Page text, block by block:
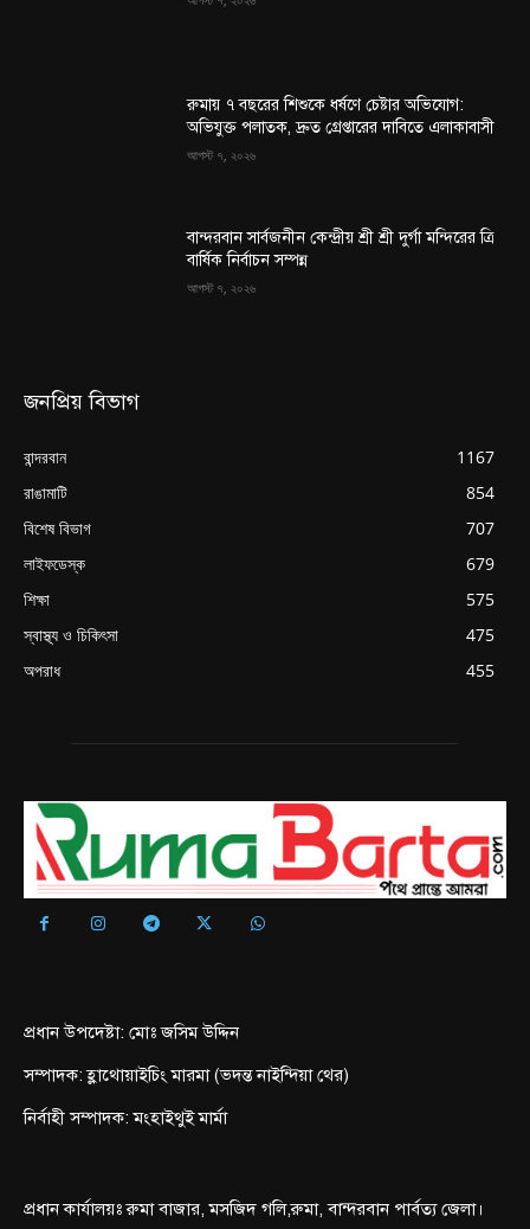
রুমায় ৭ বছরের শিশুকে ধর্ষণে চেষ্টার অভিযোগ:
অভিযুক্ত পলাতক, দ্রুত গ্রেপ্তারের দাবিতে এলাকাবাসী
আগস্ট ৭, ২০২৬
বান্দরবান সার্বজনীন কেন্দ্রীয় শ্রী শ্রী দুর্গা মন্দিরের ত্রি
বার্ষিক নির্বাচন সম্পন্ন
আগস্ট ৭, ২০২৬
জনপ্রিয় বিভাগ
বান্দরবান
1167
রাঙামাটি
854
বিশেষ বিভাগ
707
লাইফডেস্ক
679
শিক্ষা
575
স্বাস্থ্য ও চিকিৎসা
475
অপরাধ
455
প্রধান উপদেষ্টা: মোঃ জসিম উদ্দিন
সম্পাদক: হ্লাথোয়াইচিং মারমা (ভদন্ত নাইন্দিয়া থের)
নির্বাহী সম্পাদক: মংহাইথুই মার্মা
প্রধান কার্যালয়ঃ রুমা বাজার, মসজিদ গলি,রুমা, বান্দরবান পার্বত্য জেলা।